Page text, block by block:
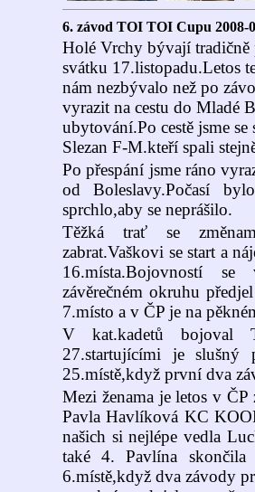
6. závod TOI TOI Cupu 2008-
Holé Vrchy bývají tradičně
svátku 17.listopadu.Letos
nám nezbývalo než po
vyrazit na cestu do Mladé
ubytování.Po cestě jsme
Slezan F-M.kteří spali
Po přespání jsme ráno
od Boleslavy.Počasí
sprchlo,aby se neprášilo.
Těžká trať se
zabrat.Vaškovi se start a
16.místa.Bojovností
závěrečném okruhu
7.místo a v ČP je na
V kat.kadetů bojoval
27.startujícími je
25.místě,když první dva
Mezi ženama je letos v ČP
Pavla Havlíková KC
našich si nejlépe vedla
také 4. Pavlína
6.místě,když dva závody